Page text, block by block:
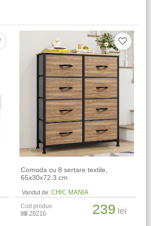
Comoda cu 8 sertare textile,
65x30x72.3 cm
Vandut de: CHIC MANIA
Cod produs
28216 239 lei